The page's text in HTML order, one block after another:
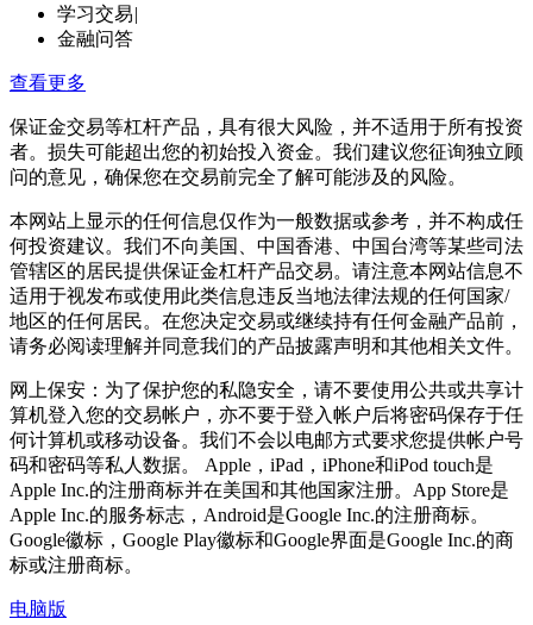
学习交易|
金融问答
查看更多
保证金交易等杠杆产品，具有很大风险，并不适用于所有投资
者。损失可能超出您的初始投入资金。我们建议您征询独立顾
问的意见，确保您在交易前完全了解可能涉及的风险。
本网站上显示的任何信息仅作为一般数据或参考，并不构成任
何投资建议。我们不向美国、中国香港、中国台湾等某些司法
管辖区的居民提供保证金杠杆产品交易。请注意本网站信息不
适用于视发布或使用此类信息违反当地法律法规的任何国家/
地区的任何居民。在您决定交易或继续持有任何金融产品前，
请务必阅读理解并同意我们的产品披露声明和其他相关文件。
网上保安：为了保护您的私隐安全，请不要使用公共或共享计
算机登入您的交易帐户，亦不要于登入帐户后将密码保存于任
何计算机或移动设备。我们不会以电邮方式要求您提供帐户号
码和密码等私人数据。 Apple，iPad，iPhone和iPod touch是
Apple Inc.的注册商标并在美国和其他国家注册。App Store是
Apple Inc.的服务标志，Android是Google Inc.的注册商标。
Google徽标，Google Play徽标和Google界面是Google Inc.的商
标或注册商标。
电脑版